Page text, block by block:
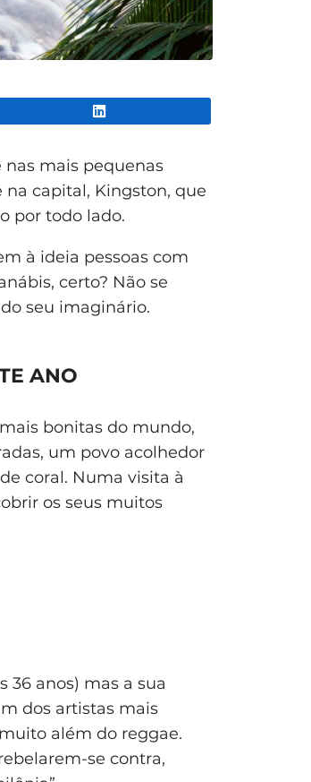
mais pequenas
na capital, Kingston, que
por todo lado.
à ideia pessoas com
certo? Não se
seu imaginário.
ANO
bonitas do mundo,
um povo acolhedor
coral. Numa visita à
os seus muitos
36 anos) mas a sua
dos artistas mais
além do reggae.
se contra,